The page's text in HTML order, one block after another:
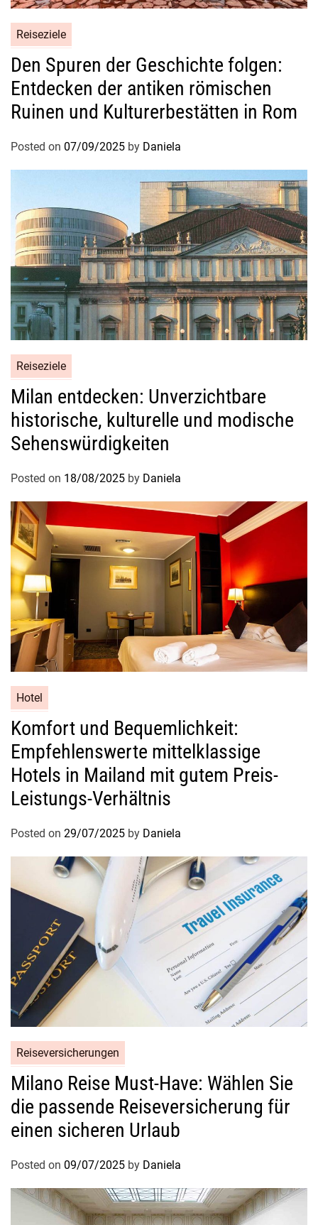
Reiseziele
Den Spuren der Geschichte folgen:
Entdecken der antiken römischen
Ruinen und Kulturerbestätten in Rom
Posted on 07/09/2025 by Daniela
Reiseziele
Milan entdecken: Unverzichtbare
historische, kulturelle und modische
Sehenswürdigkeiten
Posted on 18/08/2025 by Daniela
Hotel
Komfort und Bequemlichkeit:
Empfehlenswerte mittelklassige
Hotels in Mailand mit gutem Preis-
Leistungs-Verhältnis
Posted on 29/07/2025 by Daniela
Reiseversicherungen
Milano Reise Must-Have: Wählen Sie
die passende Reiseversicherung für
einen sicheren Urlaub
Posted on 09/07/2025 by Daniela